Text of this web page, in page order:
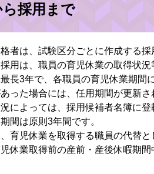
採用まで
者は、試験区分ごとに作成する
用は、職員の育児休業の取得状
長3年で、各職員の育児休業期間
った場合には、任用期間が更新
によっては、採用候補者名簿に
間は原則3年間です。
育児休業を取得する職員の代替
休業取得前の産前・産後休暇期